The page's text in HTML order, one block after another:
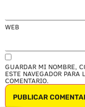
WEB
GUARDAR MI NOMBRE,
ESTE NAVEGADOR
COMENTARIO.